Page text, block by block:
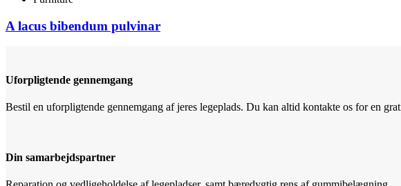
A lacus bibendum pulvinar
Uforpligtende gennemgang
Bestil en uforpligtende gennemgang af jeres legeplads. Du kan altid kontakte os for en
Din samarbejdspartner